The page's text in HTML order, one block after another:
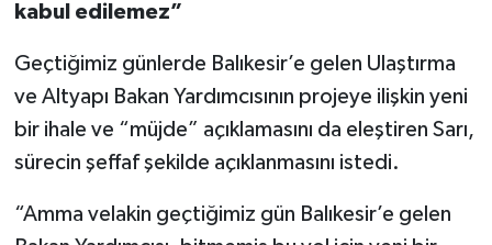
kabul edilemez”
Geçtiğimiz günlerde Balıkesir’e gelen Ulaştırma
ve Altyapı Bakan Yardımcısının projeye ilişkin yeni
bir ihale ve “müjde” açıklamasını da eleştiren Sarı,
sürecin şeffaf şekilde açıklanmasını istedi.
“Amma velakin geçtiğimiz gün Balıkesir’e gelen